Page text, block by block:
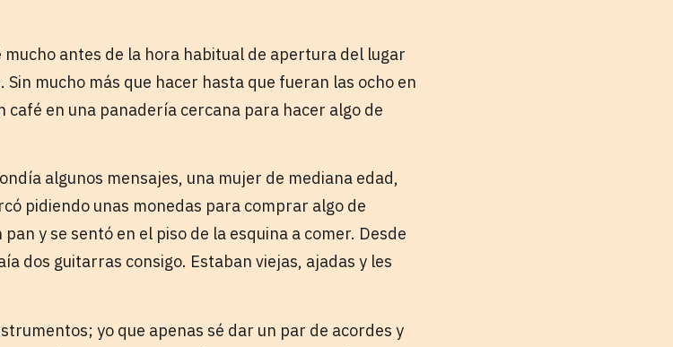
mucho antes de la hora habitual de apertura del lugar
mucho más que hacer hasta que fueran las ocho en
café en una panadería cercana para hacer algo de
algunos mensajes, una mujer de mediana edad,
pidiendo unas monedas para comprar algo de
y se sentó en el piso de la esquina a comer. Desde
dos guitarras consigo. Estaban viejas, ajadas y les
yo que apenas sé dar un par de acordes y